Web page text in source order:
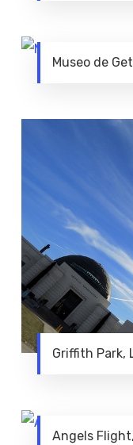
Museo de
Griffith Park,
Angels